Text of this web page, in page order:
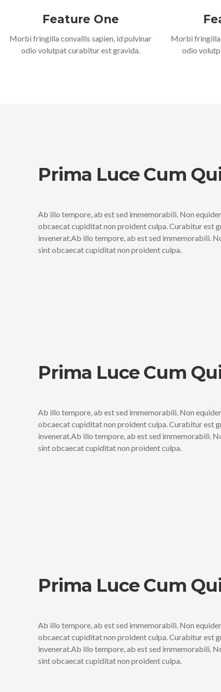
Feature One
Morbi fringilla convallis sapien, id pulvinar
odio volutpat curabitur est gravida.
Morbi fringilla
odio
Prima Luce Cum
Ab illo tempore, ab est sed immemorabili. Non
obcaecat cupiditat non proident culpa. Curabitur est
invenerat.Ab illo tempore, ab est sed immemorabili.
sint obcaecat cupiditat non proident culpa.
Prima Luce Cum
Ab illo tempore, ab est sed immemorabili. Non
obcaecat cupiditat non proident culpa. Curabitur est
invenerat.Ab illo tempore, ab est sed immemorabili.
sint obcaecat cupiditat non proident culpa.
Prima Luce Cum
Ab illo tempore, ab est sed immemorabili. Non
obcaecat cupiditat non proident culpa. Curabitur est
invenerat.Ab illo tempore, ab est sed immemorabili.
sint obcaecat cupiditat non proident culpa.